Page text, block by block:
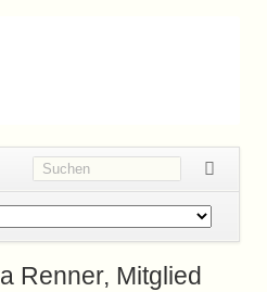
Renner, Mitglied